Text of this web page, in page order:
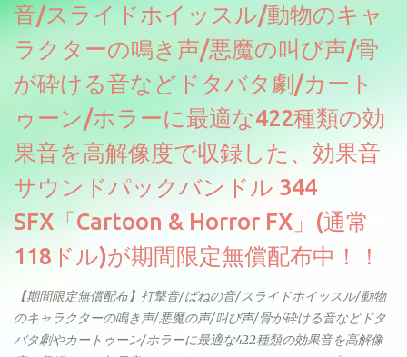
音/スライドホイッスル/動物のキャ
ラクターの鳴き声/悪魔の叫び声/骨
が砕ける音などドタバタ劇/カート
ゥーン/ホラーに最適な422種類の効
果音を高解像度で収録した、効果音
サウンドパックバンドル 344
SFX「Cartoon & Horror FX」(通常
118ドル)が期間限定無償配布中！！
【期間限定無償配布】打撃音/ばねの音/スライドホイッスル/動物
のキャラクターの鳴き声/悪魔の声/叫び声/骨が砕ける音などドタ
バタ劇やカートゥーン/ホラーに最適な422種類の効果音を高解像